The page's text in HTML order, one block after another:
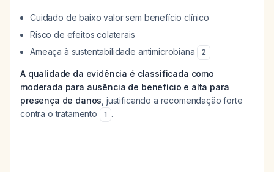
Cuidado de baixo valor sem benefício clínico
Risco de efeitos colaterais
Ameaça à sustentabilidade antimicrobiana
2
A qualidade da evidência é classificada como
moderada para ausência de benefício e alta para
presença de danos , justificando a recomendação forte
contra o tratamento
1 .